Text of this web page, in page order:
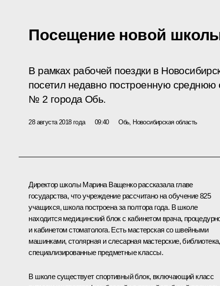
Посещение новой
В рамках рабочей поездки в
посетил недавно построенную
№ 2 города Обь.
28 августа 2018 года 09:40 Обь, Новосибирская область
Директор школы Марина Ващенко рассказала главе
государства, что учреждение рассчитано на обучение 825
учащихся, школа построена за полтора года. В школе
находится медицинский блок с кабинетом врача,
и кабинетом стоматолога. Есть мастерская со швейными
машинками, столярная и слесарная мастерские, библиотека,
специализированные предметные классы.
В школе существует спортивный блок, включающий класс